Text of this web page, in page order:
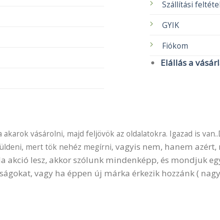
Szállítási
GYIK
Fiókom
Elállás a
vásárolni, majd feljövök az oldalatokra. Igazad is
mert tök nehéz megírni, vagyis nem, hanem
akció lesz, akkor szólunk mindenképp, és mondjuk
vagy ha éppen új márka érkezik hozzánk (